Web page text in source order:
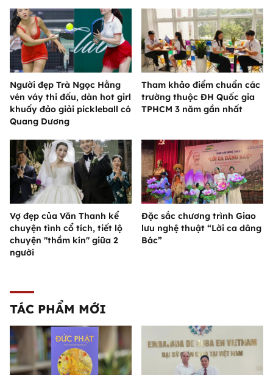
Người đẹp Trà Ngọc Hằng
vén váy thi đấu, dàn hot girl
khuấy đảo giải pickleball có
Quang Dương
Tham khảo điểm chuẩn các
trường thuộc ĐH Quốc gia
TPHCM 3 năm gần nhất
Vợ đẹp của Văn Thanh kể
chuyện tình cổ tích, tiết lộ
chuyện "thầm kín" giữa 2
người
Đặc sắc chương trình Giao
lưu nghệ thuật “Lời ca dâng
Bác”
TÁC PHẨM MỚI